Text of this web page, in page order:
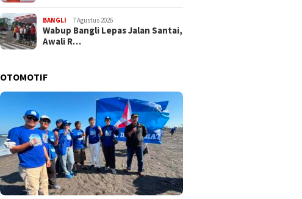
BANGLI 7 Agustus 2026
Wabup Bangli Lepas Jalan Santai,
Awali R…
OTOMOTIF